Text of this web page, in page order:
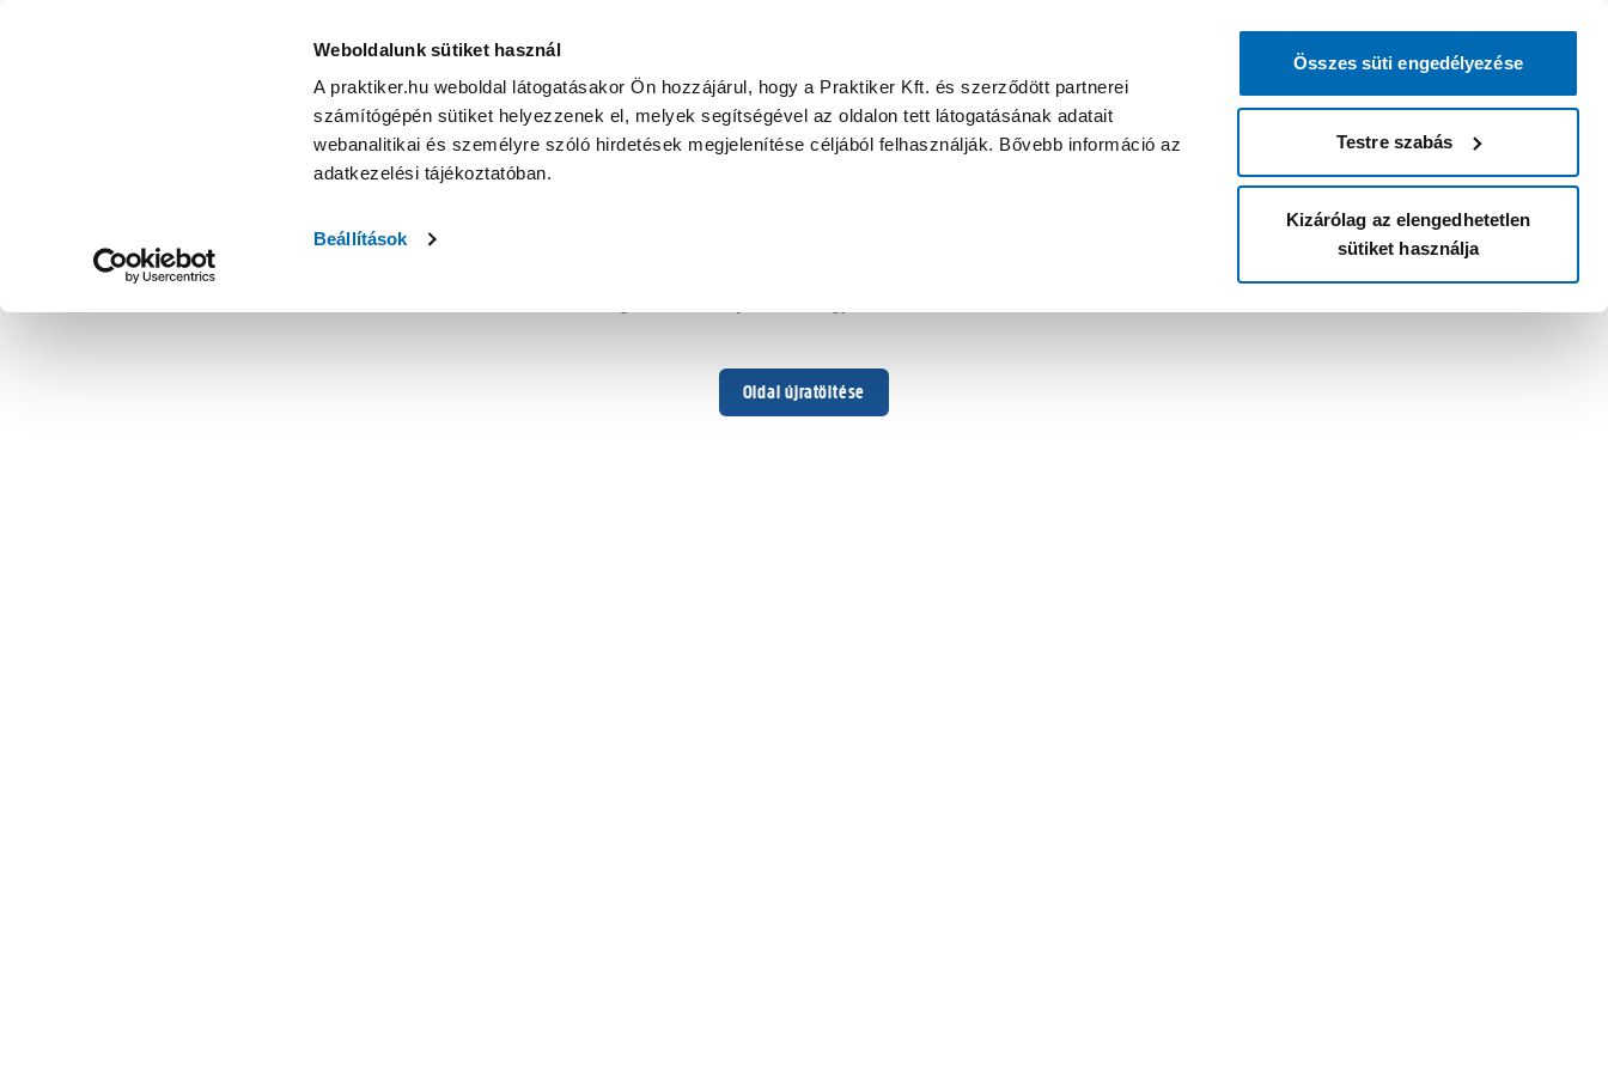
Weboldalunk sütiket használ
A praktiker.hu weboldal látogatásakor Ön hozzájárul, hogy a Praktiker Kft. és szerződött partnerei
számítógépén sütiket helyezzenek el, melyek segítségével az oldalon tett látogatásának adatait
webanalitikai és személyre szóló hirdetések megjelenítése céljából felhasználják. Bővebb információ az
adatkezelési tájékoztatóban.
Beállítások
Összes süti engedélyezése
Testre szabás
Kizárólag az elengedhetetlen
sütiket használja
Oldal újratöltése